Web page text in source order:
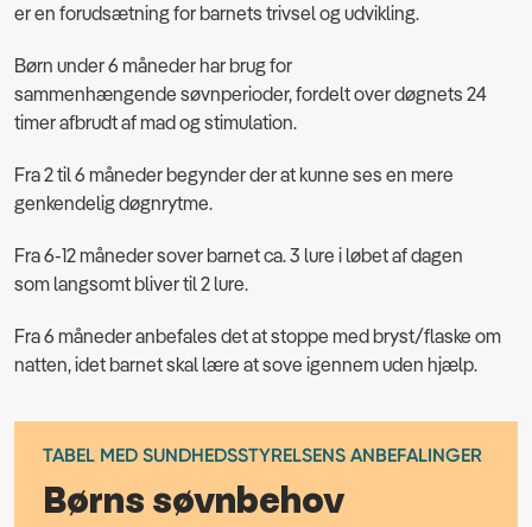
er en forudsætning for barnets trivsel og udvikling.
Børn under 6 måneder har brug for
sammenhængende søvnperioder, fordelt over døgnets 24
timer afbrudt af mad og stimulation.
Fra 2 til 6 måneder begynder der at kunne ses en mere
genkendelig døgnrytme.
Fra 6-12 måneder sover barnet ca. 3 lure i løbet af dagen
som langsomt bliver til 2 lure.
Fra 6 måneder anbefales det at stoppe med bryst/flaske om
natten, idet barnet skal lære at sove igennem uden hjælp.
TABEL MED SUNDHEDSSTYRELSENS ANBEFALINGER
Børns søvnbehov